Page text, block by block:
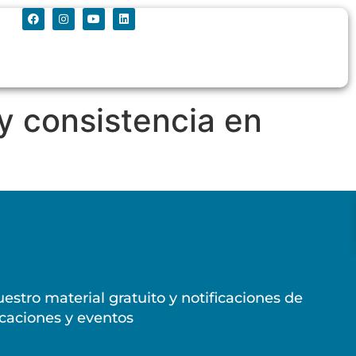
consistencia en
material gratuito y notificaciones de
y eventos